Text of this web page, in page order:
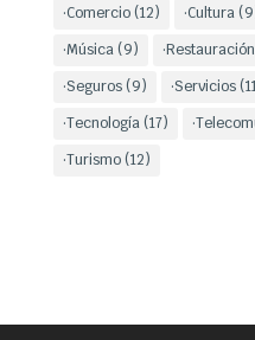
·Comercio(12) ·Cultura
·Música(9) ·Restauración
·Seguros(9) ·Servicios
·Tecnología(17)
·Turismo(12)